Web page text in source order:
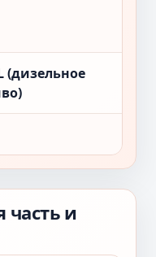
(дизельное
часть и